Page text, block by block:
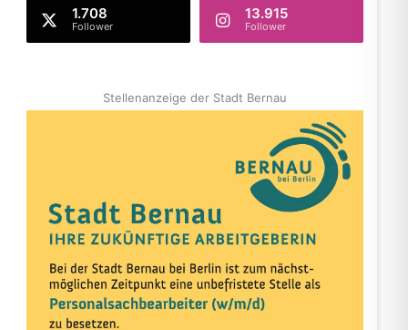
1.708
Follower
13.915
Follower
Stellenanzeige der Stadt Bernau